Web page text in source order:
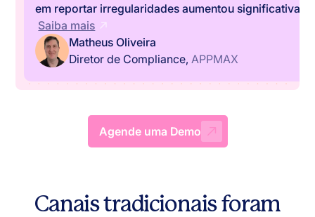
em reportar irregularidades aumentou
Saiba mais
Matheus Oliveira
Diretor de Compliance, APPMAX
Agende uma Demo
Canais tradicionais foram